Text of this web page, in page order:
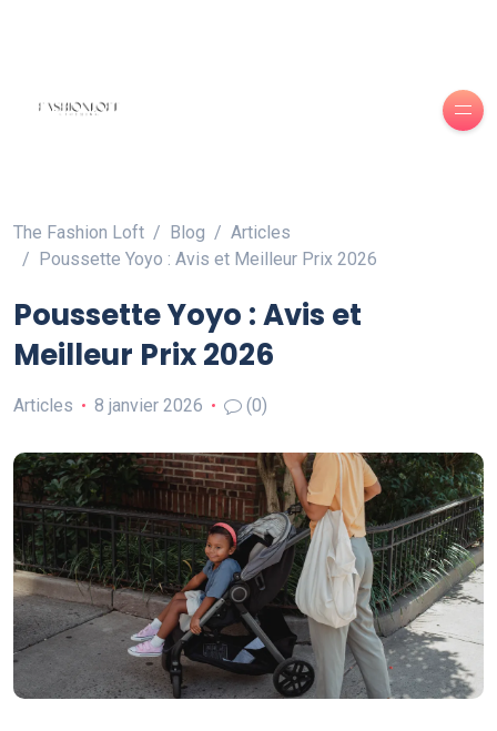
The Fashion Loft Blog
Articles
Poussette Yoyo : Avis et Meilleur Prix 2026
Poussette Yoyo : Avis et
Meilleur Prix 2026
Articles 8 janvier 2026 (0)